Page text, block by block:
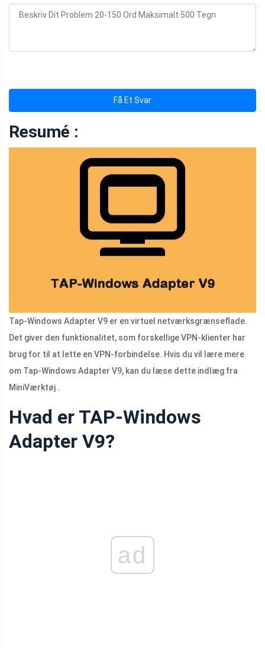
Få Et Svar
Resumé :
Tap-Windows Adapter V9 er en virtuel netværksgrænseflade.
Det giver den funktionalitet, som forskellige VPN-klienter har
brug for til at lette en VPN-forbindelse. Hvis du vil lære mere
om Tap-Windows Adapter V9, kan du læse dette indlæg fra
MiniVærktøj .
Hvad er TAP-Windows
Adapter V9?
ad